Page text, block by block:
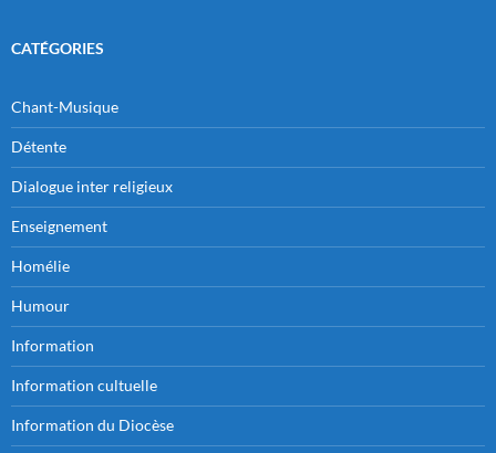
CATÉGORIES
Chant-Musique
Détente
Dialogue inter religieux
Enseignement
Homélie
Humour
Information
Information cultuelle
Information du Diocèse